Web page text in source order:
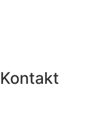
Kontakt